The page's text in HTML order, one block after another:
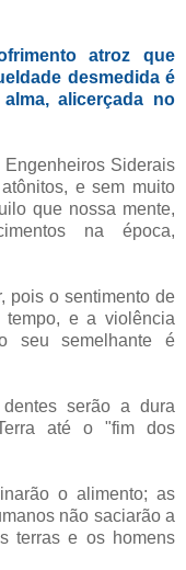
atroz que
desmedida é
alicerçada no
Siderais
e sem muito
que nossa mente,
na época,
pois o sentimento de
e a violência
seu semelhante é
serão a dura
até o "fim dos
o alimento; as
não saciarão a
terras e os homens